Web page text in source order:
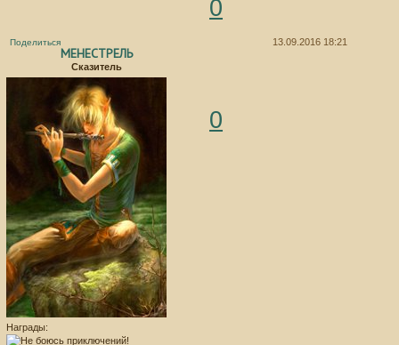
0
Поделиться 13.09.2016 18:21
МЕНЕСТРЕЛЬ
Сказитель
Награды:
0